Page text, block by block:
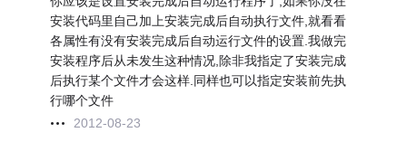
安装代码里自己加上安装完成后自动执行文件,就看看
各属性有没有安装完成后自动运行文件的设置.我做完
安装程序后从未发生这种情况,除非我指定了安装完成
后执行某个文件才会这样.同样也可以指定安装前先执
行哪个文件
2012-08-23